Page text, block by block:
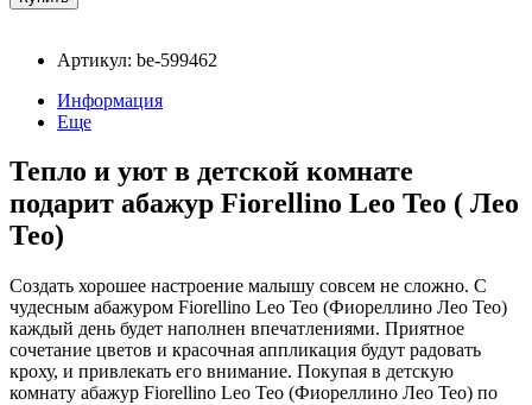
Артикул: be-599462
Информация
Еще
Тепло и уют в детской комнате
подарит абажур Fiorellino Leo Teo ( Лео
Тео)
Создать хорошее настроение малышу совсем не сложно. С
чудесным абажуром Fiorellino Leo Teo (Фиореллино Лео Тео)
каждый день будет наполнен впечатлениями. Приятное
сочетание цветов и красочная аппликация будут радовать
кроху, и привлекать его внимание. Покупая в детскую
комнату абажур Fiorellino Leo Teo (Фиореллино Лео Тео) по